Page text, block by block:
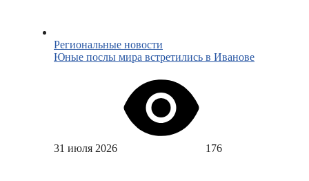
Региональные новости
Юные послы мира встретились в Иванове
31 июля 2026 176